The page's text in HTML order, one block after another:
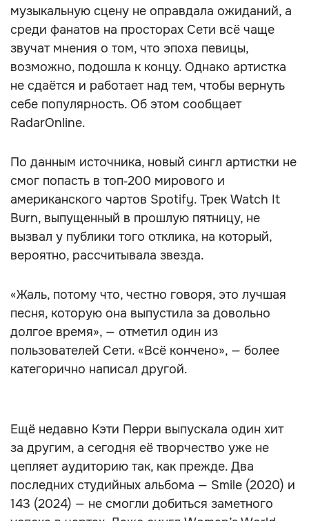
музыкальную сцену не оправдала ожиданий, а
среди фанатов на просторах Сети всё чаще
звучат мнения о том, что эпоха певицы,
возможно, подошла к концу. Однако артистка
не сдаётся и работает над тем, чтобы вернуть
себе популярность. Об этом сообщает
RadarOnline.
По данным источника, новый сингл артистки не
смог попасть в топ‑200 мирового и
американского чартов Spotify. Трек Watch It
Burn, выпущенный в прошлую пятницу, не
вызвал у публики того отклика, на который,
вероятно, рассчитывала звезда.
«Жаль, потому что, честно говоря, это лучшая
песня, которую она выпустила за довольно
долгое время», — отметил один из
пользователей Сети. «Всё кончено», — более
категорично написал другой.
Ещё недавно Кэти Перри выпускала один хит
за другим, а сегодня её творчество уже не
цепляет аудиторию так, как прежде. Два
последних студийных альбома — Smile (2020) и
143 (2024) — не смогли добиться заметного